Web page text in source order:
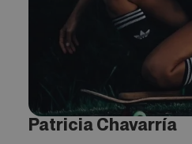
Patricia Chavarría